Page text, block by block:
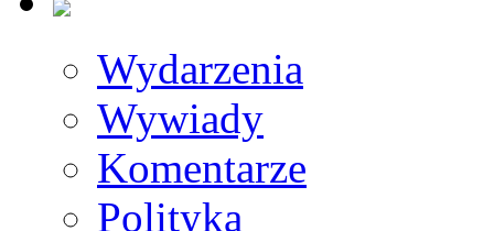
Wydarzenia
Wywiady
Komentarze
Polityka